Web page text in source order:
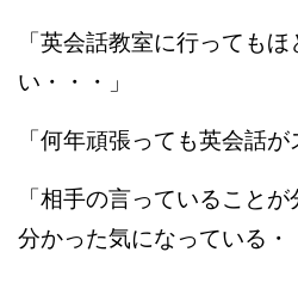
「英会話教室に行っても
い・・・」
「何年頑張っても英会話が
「相手の言っていること
分かった気になっている・